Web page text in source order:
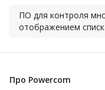
ПО для контроля
отображением
Про Powercom